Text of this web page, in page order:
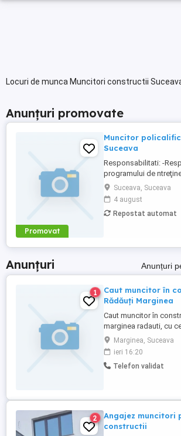
Locuri de munca Muncitori constructii
Anunțuri promovate
Promovat
Muncitor
Suceava
Responsabilitati: -
programului de
grafic stabilit; -
preventive şi corective;
operativă a comenzilor
Executarea oricăror
Suceava, Suceava
4 august
Repostat automat
Anunțuri Anunțuri
1
Caut muncitor în
Rădăuți Marginea
Caut muncitor în
marginea radauti, cu
doar persoane
Marginea, Suceava
ieri 16:20
Telefon validat
2
Angajez muncitori
constructii